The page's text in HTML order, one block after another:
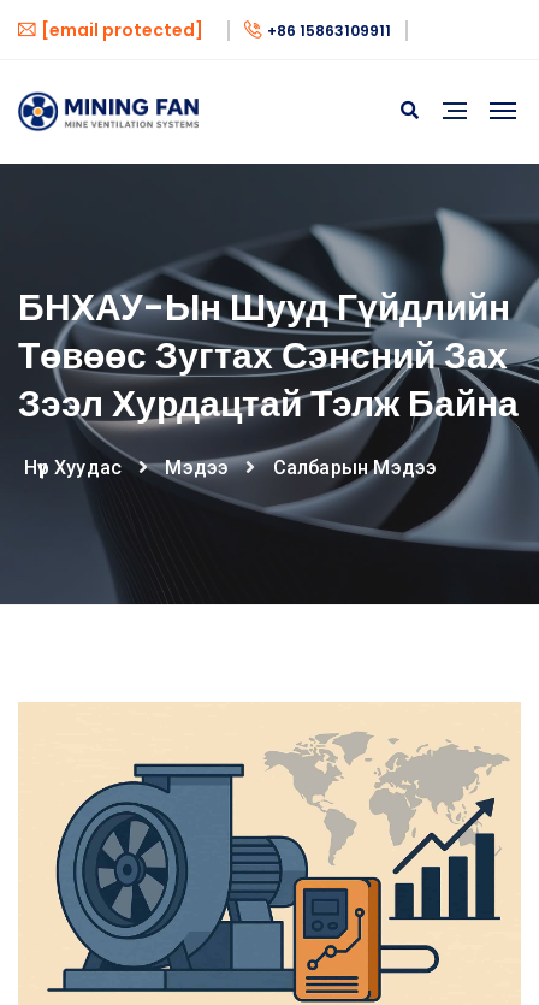
[email protected] +86 15863109911
БНХАУ-Ын Шууд Гүйдлийн
Төвөөс Зугтах Сэнсний Зах
Зээл Хурдацтай Тэлж Байна
Нүүр Хуудас Мэдээ Салбарын Мэдээ